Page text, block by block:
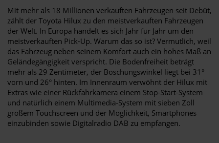
Mit mehr als 18 Millionen verkauften Fahrzeugen seit Debüt,
zählt der Toyota Hilux zu den meistverkauften Fahrzeugen
der Welt. In Europa handelt es sich Jahr für Jahr um den
meistverkauften Pick-Up. Warum das so ist? Vermutlich, weil
das Fahrzeug neben seinem Komfort auch ein hohes Maß an
Geländegängigkeit verspricht. Die Bodenfreiheit beträgt
mehr als 29 Zentimeter, der Böschungswinkel liegt bei 31°
vorn und 26° hinten. Im Innenraum verwöhnt der Hilux mit
Extras wie einer Rückfahrkamera einem Stop-Start-System
und natürlich einem Multimedia-System mit sieben Zoll
großem Touchscreen und der Möglichkeit, Smartphones
einzubinden sowie Digitalradio DAB zu empfangen.